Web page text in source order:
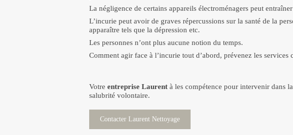
La négligence de certains appareils électroménagers peut
L’incurie peut avoir de graves répercussions sur la santé de la
apparaître tels que la dépression etc.
Les personnes n’ont plus aucune notion du temps.
Comment agir face à l’incurie tout d’abord, prévenez les
Votre entreprise Laurent à les compétence pour intervenir dans
salubrité volontaire.
Contacter Laurent Nettoyage